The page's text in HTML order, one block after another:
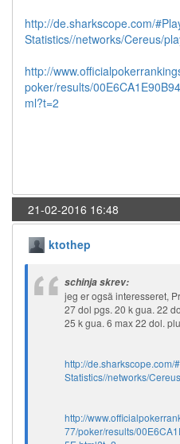
http://de.sharkscope.com/
Statistics//networks/Cereus/
http://
poker/results/
ml?t=2
21-02-2016 16:48
ktothep
schinja skrev:
jeg er ogsä interesseret,
27 dol pgs. 20 k gua. 22
25 k gua. 6 max 22 dol.
http://de.sharkscope.com/
Statistics//networks/
http://
77/poker/results/